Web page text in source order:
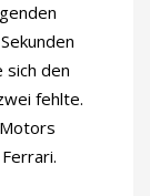
sich den
fehlte.